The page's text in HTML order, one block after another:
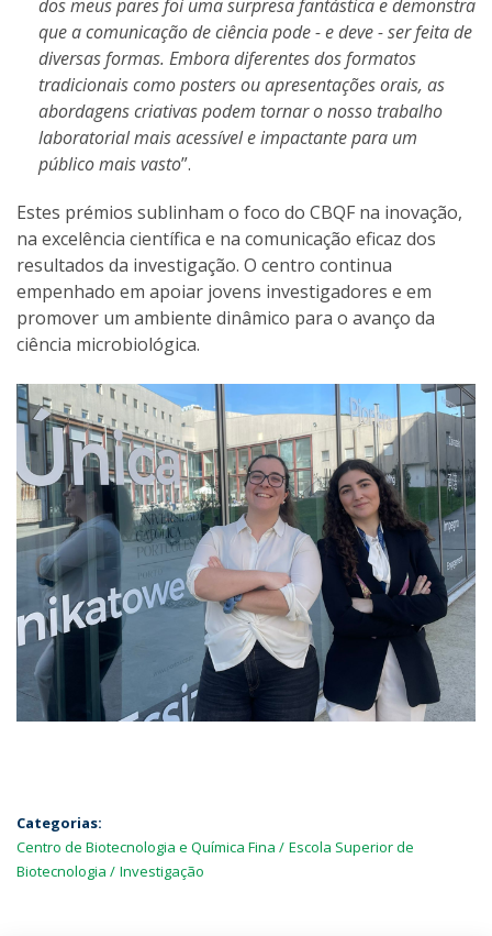
dos meus pares foi uma surpresa fantástica e demonstra
que a comunicação de ciência pode - e deve - ser feita de
diversas formas. Embora diferentes dos formatos
tradicionais como posters ou apresentações orais, as
abordagens criativas podem tornar o nosso trabalho
laboratorial mais acessível e impactante para um
público mais vasto”.
Estes prémios sublinham o foco do CBQF na inovação,
na excelência científica e na comunicação eficaz dos
resultados da investigação. O centro continua
empenhado em apoiar jovens investigadores e em
promover um ambiente dinâmico para o avanço da
ciência microbiológica.
Categorias:
Centro de Biotecnologia e Química Fina
Escola Superior de
Biotecnologia
Investigação